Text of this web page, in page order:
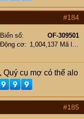
#184
Biển số
OF-309501
Động cơ
1,004,137 Mã lực
cụ mợ có thể alo
#185